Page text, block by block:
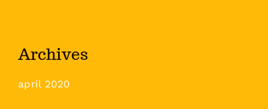
Archives
april 2020